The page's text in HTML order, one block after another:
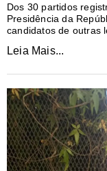
Dos 30 partidos
Presidência da
candidatos de outras
Leia Mais...